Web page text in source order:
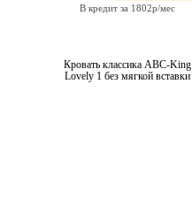
В кредит за 1802р/мес
Кровать классика ABC-King
Lovely 1 без мягкой вставки